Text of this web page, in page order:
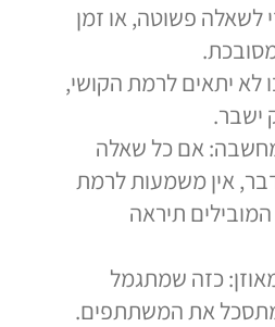
לשאלה פשוטה, או זמן
לא יתאים לרמת הקושי,
אם כל שאלה
אין משמעות לרמת
תיראה
כזה שמתגמל
את המשתתפים.